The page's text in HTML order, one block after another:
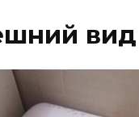
вид